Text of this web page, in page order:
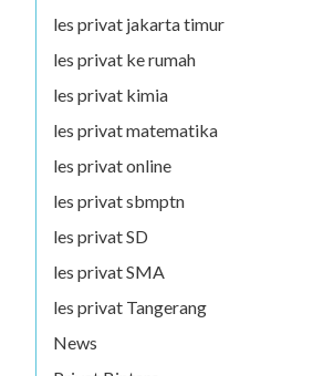
les privat jakarta timur
les privat ke rumah
les privat kimia
les privat matematika
les privat online
les privat sbmptn
les privat SD
les privat SMA
les privat Tangerang
News